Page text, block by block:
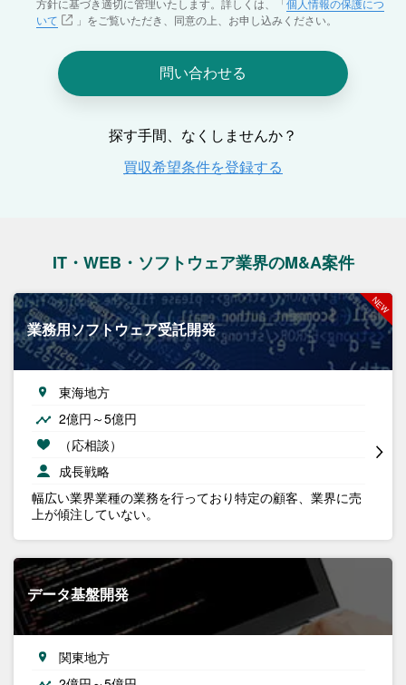
IT・WEB・ソフトウェア業界のM&A案件
業務用ソフトウェア受託開発
東海地方
2億円～5億円
（応相談）
成長戦略
幅広い業界業種の業務を行っており特定の顧客、業界に売
上が傾注していない。
データ基盤開発
関東地方